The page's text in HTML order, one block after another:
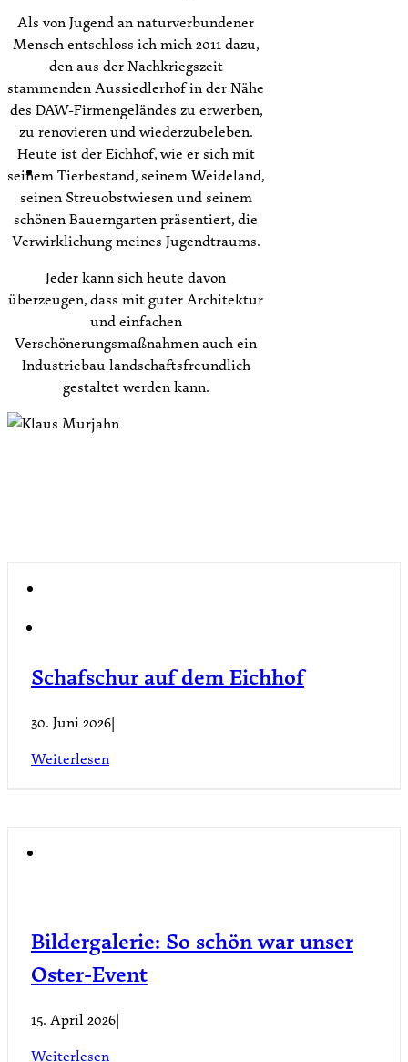
Als von Jugend an naturverbundener
Mensch entschloss ich mich 2011 dazu,
den aus der Nachkriegszeit
stammenden Aussiedlerhof in der Nähe
des DAW-Firmengeländes zu erwerben,
zu renovieren und wiederzubeleben.
Heute ist der Eichhof, wie er sich mit
seinem Tierbestand, seinem Weideland,
seinen Streuobstwiesen und seinem
schönen Bauerngarten präsentiert, die
Verwirklichung meines Jugendtraums.
Jeder kann sich heute davon
überzeugen, dass mit guter Architektur
und einfachen
Verschönerungsmaßnahmen auch ein
Industriebau landschaftsfreundlich
gestaltet werden kann.
Schafschur auf dem Eichhof
30. Juni 2026|
Weiterlesen
Bildergalerie: So schön war unser
Oster-Event
15. April 2026|
Weiterlesen